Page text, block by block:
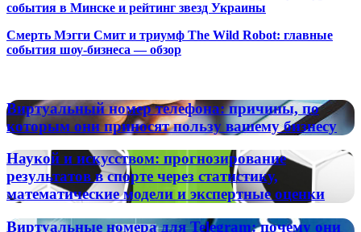
события в Минске и рейтинг звезд Украины
Смерть Мэгги Смит и триумф The Wild Robot: главные
события шоу-бизнеса — обзор
Виртуальный
номер
телефона:
причины,
по
которым
они
приносят
пользу
Виртуальный номер телефона: причины, по
которым они приносят пользу вашему бизнесу
Наукой
и
искусством:
прогнозирование
в
Наукой и искусством: прогнозирование
результатов в спорте через статистику,
математические модели и экспертные оценки
Виртуальные
Виртуальные номера для Telegram: почему они